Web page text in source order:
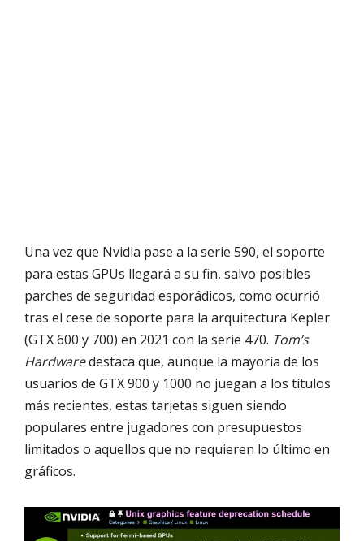
Una vez que Nvidia pase a la serie 590, el soporte
para estas GPUs llegará a su fin, salvo posibles
parches de seguridad esporádicos, como ocurrió
tras el cese de soporte para la arquitectura Kepler
(GTX 600 y 700) en 2021 con la serie 470. Tom’s
Hardwaredestaca que, aunque la mayoría de los
usuarios de GTX 900 y 1000 no juegan a los títulos
más recientes, estas tarjetas siguen siendo
populares entre jugadores con presupuestos
limitados o aquellos que no requieren lo último en
gráficos.